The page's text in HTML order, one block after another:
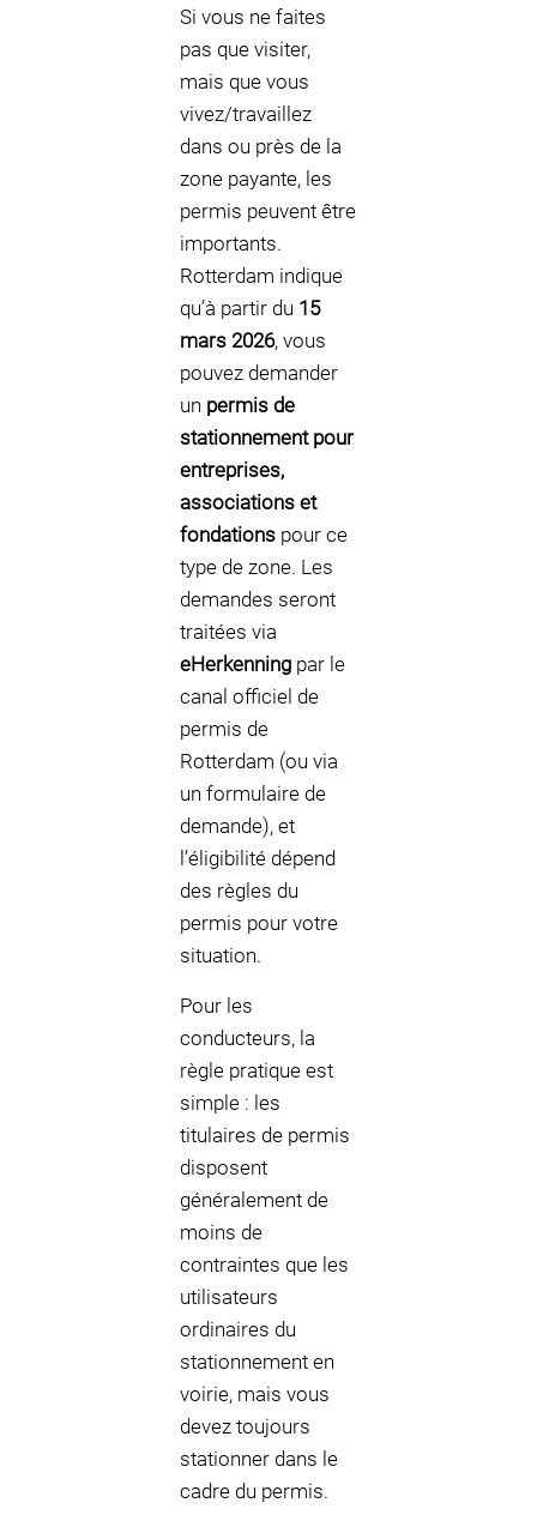
Si vous ne faites
pas que visiter,
mais que vous
vivez/travaillez
dans ou près de la
zone payante, les
permis peuvent être
importants.
Rotterdam indique
qu’à partir du 15
mars 2026, vous
pouvez demander
un permis de
stationnement pour
entreprises,
associations et
fondations pour ce
type de zone. Les
demandes seront
traitées via
eHerkenning par le
canal officiel de
permis de
Rotterdam (ou via
un formulaire de
demande), et
l’éligibilité dépend
des règles du
permis pour votre
situation.
Pour les
conducteurs, la
règle pratique est
simple : les
titulaires de permis
disposent
généralement de
moins de
contraintes que les
utilisateurs
ordinaires du
stationnement en
voirie, mais vous
devez toujours
stationner dans le
cadre du permis.